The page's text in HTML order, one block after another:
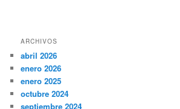
ARCHIVOS
abril 2026
enero 2026
enero 2025
octubre 2024
septiembre 2024